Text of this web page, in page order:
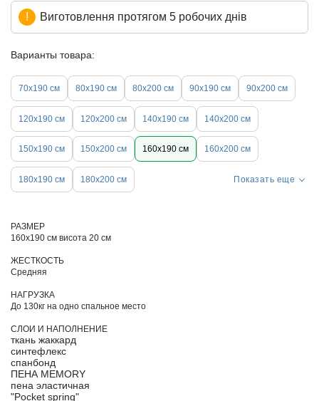
Виготовлення протягом 5 робочих днів
Варианты товара:
70х190 см 80х190 см 80х200 см 90х190 см 90х200 см
120х190 см 120х200 см 140х190 см 140х200 см
150х190 см 150х200 см 160х190 см 160х200 см
180х190 см 180х200 см Показать еще
РАЗМЕР
160х190 см висота 20 см
ЖЕСТКОСТЬ
Средняя
НАГРУЗКА
До 130кг на одно спальное место
СЛОИ И НАПОЛНЕНИЕ
ткань жаккард
синтефлекс
спанбонд
ПЕНА MEMORY
пена эластичная
"Pocket spring"